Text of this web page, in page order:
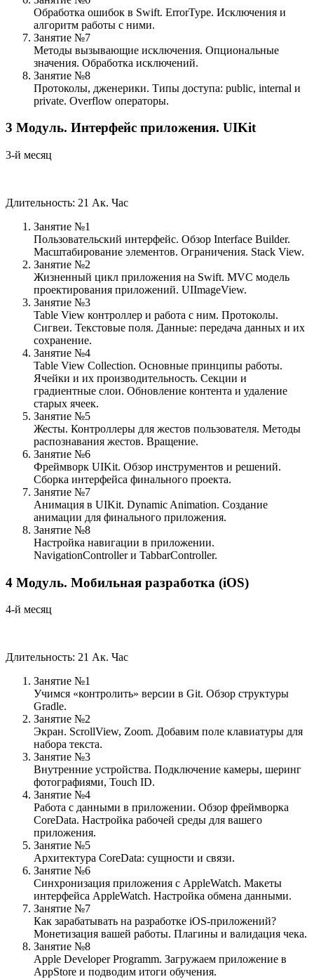
Обработка ошибок в Swift. ErrorType. Исключения и
алгоритм работы с ними.
Занятие №7
Методы вызывающие исключения. Опциональные
значения. Обработка исключений.
Занятие №8
Протоколы, дженерики. Типы доступа: public, internal и
private. Overflow операторы.
3 Модуль. Интерфейс приложения. UIKit
3-й месяц
Длительность: 21 Ак. Час
Занятие №1
Пользовательский интерфейс. Обзор Interface Builder.
Масштабирование элементов. Ограничения. Stack View.
Занятие №2
Жизненный цикл приложения на Swift. MVC модель
проектирования приложений. UIImageView.
Занятие №3
Table View контроллер и работа с ним. Протоколы.
Сигвеи. Текстовые поля. Данные: передача данных и их
сохранение.
Занятие №4
Table View Collection. Основные принципы работы.
Ячейки и их производительность. Секции и
градиентные слои. Обновление контента и удаление
старых ячеек.
Занятие №5
Жесты. Контроллеры для жестов пользователя. Методы
распознавания жестов. Вращение.
Занятие №6
Фреймворк UIKit. Обзор инструментов и решений.
Сборка интерфейса финального проекта.
Занятие №7
Анимация в UIKit. Dynamic Animation. Создание
анимации для финального приложения.
Занятие №8
Настройка навигации в приложении.
NavigationController и TabbarController.
4 Модуль. Мобильная разработка (iOS)
4-й месяц
Длительность: 21 Ак. Час
Занятие №1
Учимся «контролить» версии в Git. Обзор структуры
Gradle.
Занятие №2
Экран. ScrollView, Zoom. Добавим поле клавиатуры для
набора текста.
Занятие №3
Внутренние устройства. Подключение камеры, шеринг
фотографиями, Touch ID.
Занятие №4
Работа с данными в приложении. Обзор фреймворка
CoreData. Настройка рабочей среды для вашего
приложения.
Занятие №5
Архитектура CoreData: сущности и связи.
Занятие №6
Синхронизация приложения с AppleWatch. Макеты
интерфейса AppleWatch. Настройка обмена данными.
Занятие №7
Как зарабатывать на разработке iOS-приложений?
Монетизация вашей работы. Плагины и валидация чека.
Занятие №8
Apple Developer Programm. Загружаем приложение в
AppStore и подводим итоги обучения.